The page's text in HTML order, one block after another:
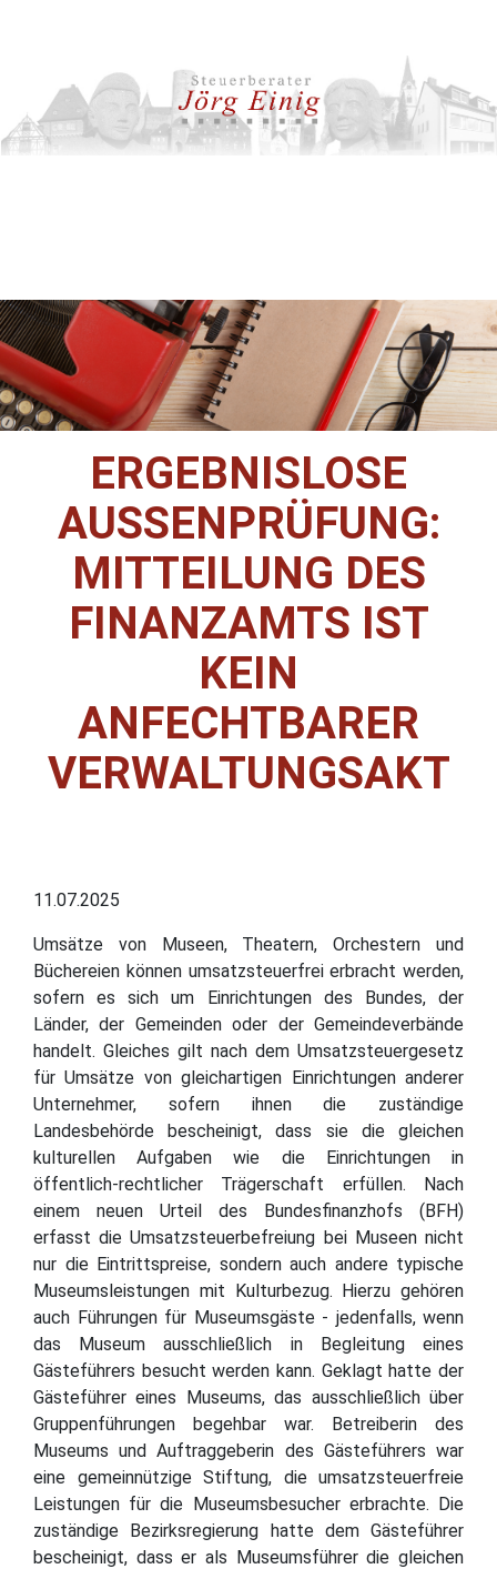
ERGEBNISLOSE
AUSSENPRÜFUNG: M
ITTEILUNG DES F
INANZAMTS IST K
EIN A
NFECHTBARER V
ERWALTUNGSAKT
11.07.2025
Umsätze von Museen, Theatern, Orchestern und
Büchereien können umsatzsteuerfrei erbracht werden,
sofern es sich um Einrichtungen des Bundes, der
Länder, der Gemeinden oder der Gemeindeverbände
handelt. Gleiches gilt nach dem Umsatzsteuergesetz
für Umsätze von gleichartigen Einrichtungen anderer
Unternehmer, sofern ihnen die zuständige
Landesbehörde bescheinigt, dass sie die gleichen
kulturellen Aufgaben wie die Einrichtungen in
öffentlich-rechtlicher Trägerschaft erfüllen. Nach
einem neuen Urteil des Bundesfinanzhofs (BFH)
erfasst die Umsatzsteuerbefreiung bei Museen nicht
nur die Eintrittspreise, sondern auch andere typische
Museumsleistungen mit Kulturbezug. Hierzu gehören
auch Führungen für Museumsgäste - jedenfalls, wenn
das Museum ausschließlich in Begleitung eines
Gästeführers besucht werden kann. Geklagt hatte der
Gästeführer eines Museums, das ausschließlich über
Gruppenführungen begehbar war. Betreiberin des
Museums und Auftraggeberin des Gästeführers war
eine gemeinnützige Stiftung, die umsatzsteuerfreie
Leistungen für die Museumsbesucher erbrachte. Die
zuständige Bezirksregierung hatte dem Gästeführer
bescheinigt, dass er als Museumsführer die gleichen